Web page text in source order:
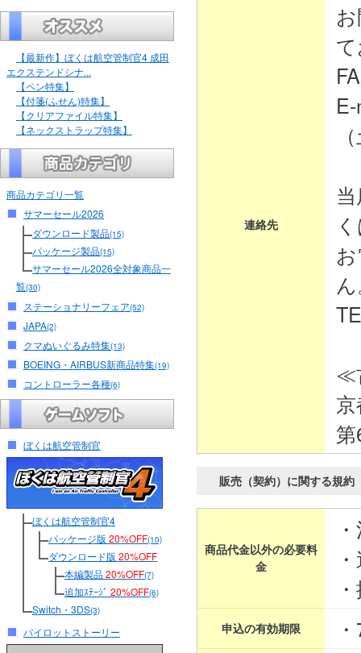
【最新作】ぼくは航空管制官4 成田
エクステンドシナ...
【ペン特集】
【付箋(ふせん)特集】
【クリアファイル特集】
【ネックストラップ特集】
商品カテゴリ一覧
サマーセール2026
ダウンロード製品(15)
パッケージ製品(15)
サマーセール2026全対象商品一
覧(30)
ステーショナリーフェア(52)
JAPA(2)
クマぬいぐるみ特集(13)
BOEING・AIRBUS新商品特集(19)
コントローラー各種(6)
ぼくは航空管制官
ぼくは航空管制官4
パッケージ版 20%OFF(10)
ダウンロード版 20%OFF
本編製品20%OFF(7)
追加ｽﾃｰｼﾞ 20%OFF(6)
Switch・3DS(3)
パイロットストーリー
連絡先
≪
販売（契約）に関する規約
商品代金以外の必要料
金
申込の有効期限